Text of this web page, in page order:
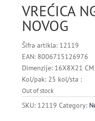
VREĆICA
NOVOG
Šifra artikla: 12119
EAN: 8006715126976
Dimenzije: 16X8X21 CM
Kol/pak: 25 kol/sta :
Out of stock
SKU: 12119 Category: